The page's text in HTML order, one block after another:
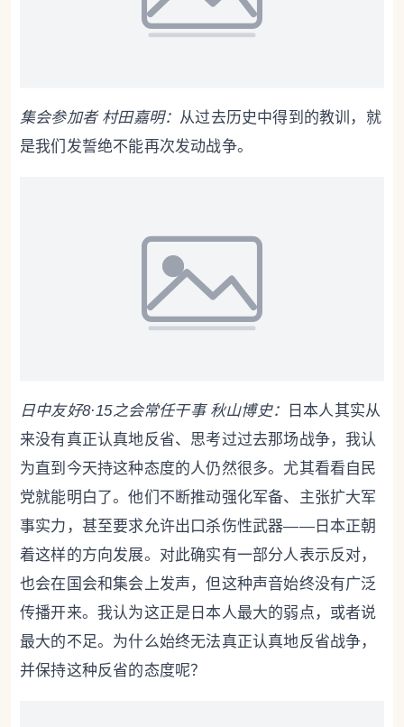
集会参加者 村田嘉明： 从过去历史中得到的教训，就
是我们发誓绝不能再次发动战争。
日中友好8·15之会常任干事 秋山博史：
日本人其实从
来没有真正认真地反省、思考过过去那场战争，我认
为直到今天持这种态度的人仍然很多。尤其看看自民
党就能明白了。他们不断推动强化军备、主张扩大军
事实力，甚至要求允许出口杀伤性武器——日本正朝
着这样的方向发展。对此确实有一部分人表示反对，
也会在国会和集会上发声，但这种声音始终没有广泛
传播开来。我认为这正是日本人最大的弱点，或者说
最大的不足。为什么始终无法真正认真地反省战争，
并保持这种反省的态度呢？